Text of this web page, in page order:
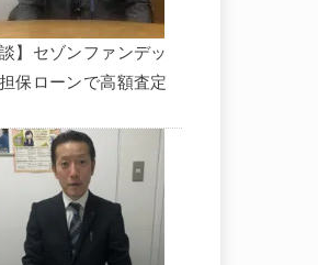
】セゾンファンデッ
保ローンで高額査定